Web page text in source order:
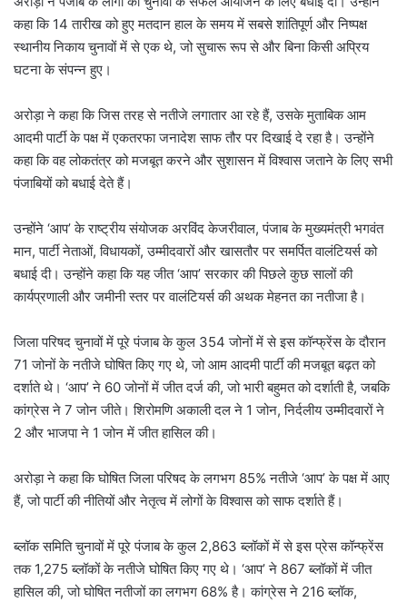
कहा कि 14 तारीख को हुए मतदान हाल के समय में सबसे शांतिपूर्ण और निष्पक्ष
स्थानीय निकाय चुनावों में से एक थे, जो सुचारू रूप से और बिना किसी अप्रिय
घटना के संपन्न हुए।
अरोड़ा ने कहा कि जिस तरह से नतीजे लगातार आ रहे हैं, उसके मुताबिक आम
आदमी पार्टी के पक्ष में एकतरफा जनादेश साफ तौर पर दिखाई दे रहा है। उन्होंने
कहा कि वह लोकतंत्र को मजबूत करने और सुशासन में विश्वास जताने के लिए सभी
पंजाबियों को बधाई देते हैं।
उन्होंने ‘आप’ के राष्ट्रीय संयोजक अरविंद केजरीवाल, पंजाब के मुख्यमंत्री भगवंत
मान, पार्टी नेताओं, विधायकों, उम्मीदवारों और खासतौर पर समर्पित वालंटियर्स को
बधाई दी। उन्होंने कहा कि यह जीत ‘आप’ सरकार की पिछले कुछ सालों की
कार्यप्रणाली और जमीनी स्तर पर वालंटियर्स की अथक मेहनत का नतीजा है।
जिला परिषद चुनावों में पूरे पंजाब के कुल 354 जोनों में से इस कॉन्फ्रेंस के दौरान
71 जोनों के नतीजे घोषित किए गए थे, जो आम आदमी पार्टी की मजबूत बढ़त को
दर्शाते थे। ‘आप’ ने 60 जोनों में जीत दर्ज की, जो भारी बहुमत को दर्शाती है, जबकि
कांग्रेस ने 7 जोन जीते। शिरोमणि अकाली दल ने 1 जोन, निर्दलीय उम्मीदवारों ने
2 और भाजपा ने 1 जोन में जीत हासिल की।
अरोड़ा ने कहा कि घोषित जिला परिषद के लगभग 85% नतीजे ‘आप’ के पक्ष में आए
हैं, जो पार्टी की नीतियों और नेतृत्व में लोगों के विश्वास को साफ दर्शाते हैं।
ब्लॉक समिति चुनावों में पूरे पंजाब के कुल 2,863 ब्लॉकों में से इस प्रेस कॉन्फ्रेंस
तक 1,275 ब्लॉकों के नतीजे घोषित किए गए थे। ‘आप’ ने 867 ब्लॉकों में जीत
हासिल की, जो घोषित नतीजों का लगभग 68% है। कांग्रेस ने 216 ब्लॉक,